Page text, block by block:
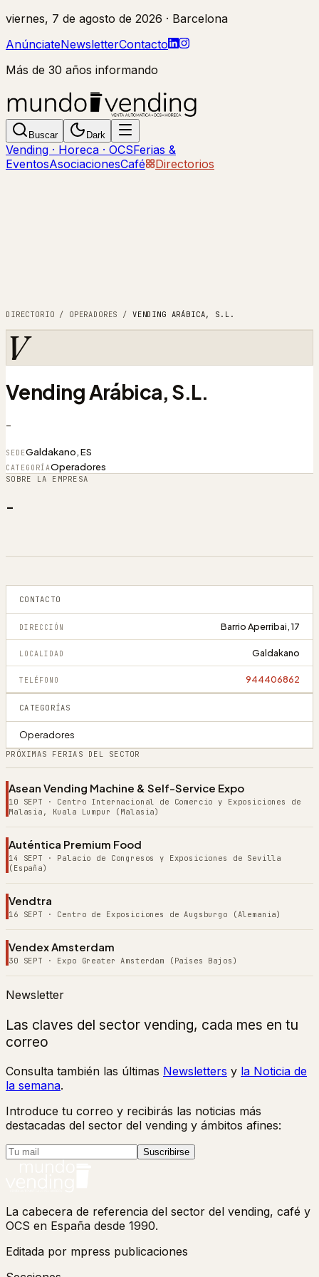
viernes, 7 de agosto de 2026 · Barcelona
AnúnciateNewsletterContacto
Más de 30 años informando
Buscar Dark
Vending · Horeca · OCSFerias &
EventosAsociacionesCafé Directorios
DIRECTORIO / OPERADORES / VENDING ARÁBICA, S.L.
V
Vending Arábica, S.L.
-
SEDEGaldakano, ES
CATEGORÍAOperadores
SOBRE LA EMPRESA
-
CONTACTO
DIRECCIÓN Barrio Aperribai, 17
LOCALIDAD Galdakano
TELÉFONO 944406862
CATEGORÍAS
Operadores
PRÓXIMAS FERIAS DEL SECTOR
Asean Vending Machine & Self-Service Expo
10 SEPT · Centro Internacional de Comercio y Exposiciones de
Malasia, Kuala Lumpur (Malasia)
Auténtica Premium Food
14 SEPT · Palacio de Congresos y Exposiciones de Sevilla
(España)
Vendtra
16 SEPT · Centro de Exposiciones de Augsburgo (Alemania)
Vendex Amsterdam
30 SEPT · Expo Greater Amsterdam (Países Bajos)
Newsletter
Las claves del sector vending, cada mes en tu
correo
Consulta también las últimas Newsletters y la Noticia de
la semana.
Introduce tu correo y recibirás las noticias más
destacadas del sector del vending y ámbitos afines:
Suscribirse
La cabecera de referencia del sector del vending, café y
OCS en España desde 1990.
Editada por mpress publicaciones